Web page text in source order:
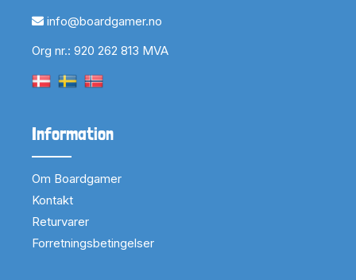
info@boardgamer.no
Org nr.: 920 262 813 MVA
Information
Om Boardgamer
Kontakt
Returvarer
Forretningsbetingelser